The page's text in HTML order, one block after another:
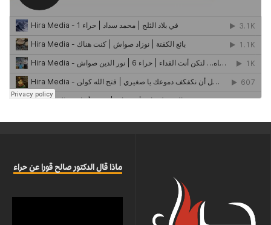
ماذا قال الدكتور صالح قورا عن حراء